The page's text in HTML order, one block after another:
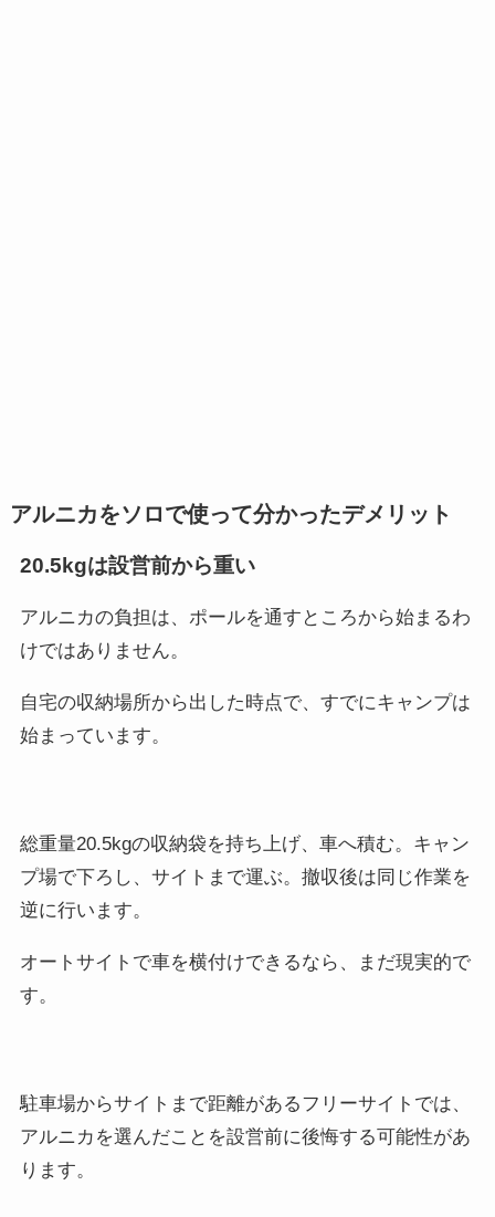
アルニカをソロで使って分かったデメリット
20.5kgは設営前から重い
アルニカの負担は、ポールを通すところから始まるわ
けではありません。
自宅の収納場所から出した時点で、すでにキャンプは
始まっています。
総重量20.5kgの収納袋を持ち上げ、車へ積む。キャン
プ場で下ろし、サイトまで運ぶ。撤収後は同じ作業を
逆に行います。
オートサイトで車を横付けできるなら、まだ現実的で
す。
駐車場からサイトまで距離があるフリーサイトでは、
アルニカを選んだことを設営前に後悔する可能性があ
ります。